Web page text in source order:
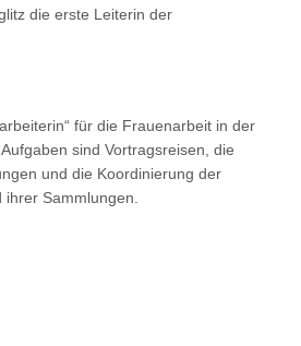
die erste Leiterin der
für die Frauenarbeit in der
sind Vortragsreisen, die
und die Koordinierung der
ihrer Sammlungen.